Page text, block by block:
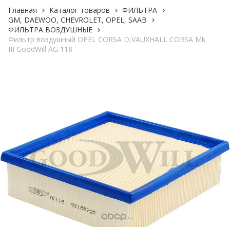
Главная Каталог товаров
ФИЛЬТРА
GM, DAEWOO, CHEVROLET, OPEL, SAAB
ФИЛЬТРА ВОЗДУШНЫЕ
Фильтр воздушный OPEL CORSA D,VAUXHALL CORSA Mk
III GoodWill AG 118